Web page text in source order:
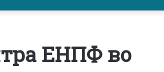
ЕНПФ во